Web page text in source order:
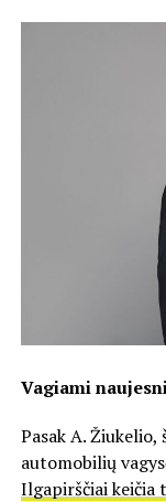
Vagiami
Pasak A.
automobilių
Ilgapirščiai keičia